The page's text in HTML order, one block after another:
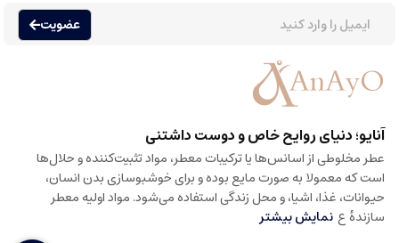
عضویت
آنایو؛ دنیای روایح خاص و دوست داشتنی
عطر مخلوطی از اسانس‌ها یا ترکیبات معطر، مواد تثبیت‌کننده و حلال‌ها
است که معمولا به صورت مایع بوده و برای خوشبوسازی بدن انسان،
حیوانات، غذا، اشیا، و محل زندگی استفاده می‌شود. مواد اولیه معطر
سازندهٔ ع نمایش بیشتر